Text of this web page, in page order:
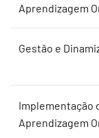
Aprendizagem
Gestão e
Implementação
Aprendizagem